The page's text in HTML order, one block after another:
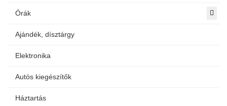
Órák
Ajándék, dísztárgy
Elektronika
Autós kiegészítők
Háztartás